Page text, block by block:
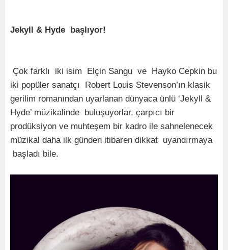
Jekyll & Hyde başlıyor!
Çok farklı iki isim Elçin Sangu ve Hayko Cepkin bu
iki popüler sanatçı Robert Louis Stevenson’ın klasik
gerilim romanından uyarlanan dünyaca ünlü ‘Jekyll &
Hyde’ müzikalinde buluşuyorlar, çarpıcı bir
prodüksiyon ve muhteşem bir kadro ile sahnelenecek
müzikal daha ilk günden itibaren dikkat uyandırmaya
başladı bile.